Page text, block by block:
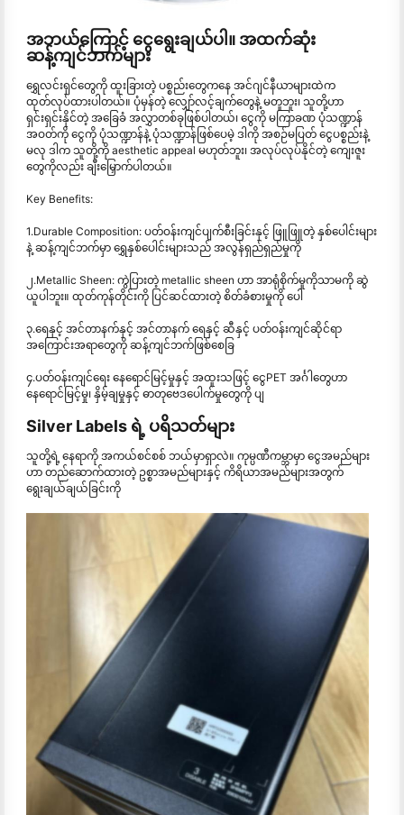
အဘယ်ကြောင့် ငွေရွေးချယ်ပါ။ အထက်ဆုံး
ဆန့်ကျင်ဘက်များ
ရွှေလင်းရှင်တွေကို ထူးခြားတဲ့ ပစ္စည်းတွေကနေ အင်ဂျင်နီယာများထဲက
ထုတ်လုပ်ထားပါတယ်။ ပုံမှန်တဲ့ လျှော်လင့်ချက်တွေနဲ့ မတူဘူး၊ သူတို့ဟာ
ရှင်းရှင်းနိုင်တဲ့ အခြေခံ အလွှာတစ်ခုဖြစ်ပါတယ်၊ ငွေကို မကြာခဏ ပုံသဏ္ဍာန်
အဝတ်ကို ငွေကို ပုံသဏ္ဍာန်နဲ့ ပုံသဏ္ဍာန်ဖြစ်ပေမဲ့ ဒါကို အစဉ်မပြတ် ငွေပစ္စည်းနဲ့
မလု ဒါက သူတို့ကို aesthetic appeal မဟုတ်ဘူး၊ အလုပ်လုပ်နိုင်တဲ့ ကျေးဇူး
တွေကိုလည်း ချီးမြှောက်ပါတယ်။
Key Benefits:
1.Durable Composition: ပတ်ဝန်းကျင်ပျက်စီးခြင်းနှင့် ဖြူဖြူတဲ့ နှစ်ပေါင်းများ
နဲ့ ဆန့်ကျင်ဘက်မှာ ရွှေနှစ်ပေါင်းများသည် အလွန်ရှည်ရှည်မှုကို
၂.Metallic Sheen: ကွဲပြားတဲ့ metallic sheen ဟာ အာရုံစိုက်မှုကိုသာမကို ဆွဲ
ယူပါဘူး။ ထုတ်ကုန်တိုင်းကို ပြင်ဆင်ထားတဲ့ စိတ်ခံစားမှုကို ပေါ
၃.ရေနှင့် အင်တာနက်နှင့် အင်တာနက် ရေနှင့် ဆီနှင့် ပတ်ဝန်းကျင်ဆိုင်ရာ
အကြောင်းအရာတွေကို ဆန့်ကျင်ဘက်ဖြစ်စေခြ
၄.ပတ်ဝန်းကျင်ရေး နေရောင်မြင့်မှုနှင့် အထူးသဖြင့် ငွေPET အင်္ဂါတွေဟာ
နေရောင်မြင့်မှု၊ နှိမ့်ချမှုနှင့် ဓာတုဗေဒပေါက်မှုတွေကို ပျ
Silver Labels ရဲ့ ပရိသတ်များ
သူတို့ရဲ့ နေရာကို အကယ်စင်စစ် ဘယ်မှာရှာလဲ။ ကုမ္ပဏီကမ္ဘာမှာ ငွေအမည်များ
ဟာ တည်ဆောက်ထားတဲ့ ဥစ္စာအမည်များနှင့် ကိရိယာအမည်များအတွက်
ရွေးချယ်ချယ်ခြင်းကို